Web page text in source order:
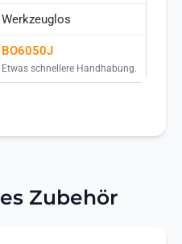
Werkzeuglos
BO6050J
Etwas schnellere Handhabung.
Zubehör